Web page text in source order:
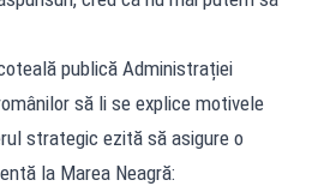
publică Administrației
să li se explice motivele
strategic ezită să asigure o
la Marea Neagră: